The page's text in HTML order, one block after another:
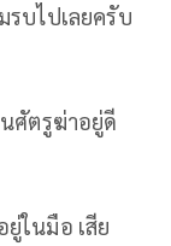
บไปเลยครับ
ศัตรูฆ่าอยู่ดี
ในมือ เสีย